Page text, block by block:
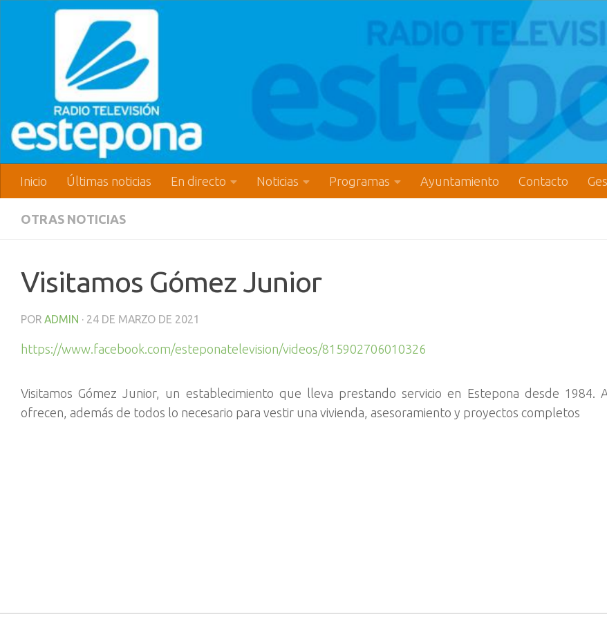
Inicio Últimas noticias En directo Noticias Programas Ayuntamiento Contacto
OTRAS NOTICIAS
Visitamos Gómez Junior
POR ADMIN · 24 DE MARZO DE 2021
https://www.facebook.com/esteponatelevision/videos/815902706010326
Visitamos Gómez Junior, un establecimiento que lleva prestando servicio en Estepona desde 1984.
ofrecen, además de todos lo necesario para vestir una vivienda, asesoramiento y proyectos completos